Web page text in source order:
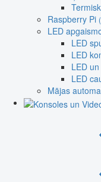
Raspberry Pi
LED
LED
LED
LED
LED
Mājas